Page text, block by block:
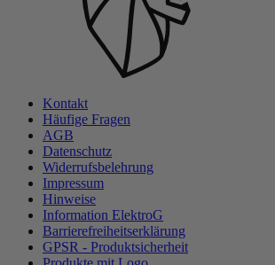
Kontakt
Häufige Fragen
AGB
Datenschutz
Widerrufsbelehrung
Impressum
Hinweise
Information ElektroG
Barrierefreiheitserklärung
GPSR - Produktsicherheit